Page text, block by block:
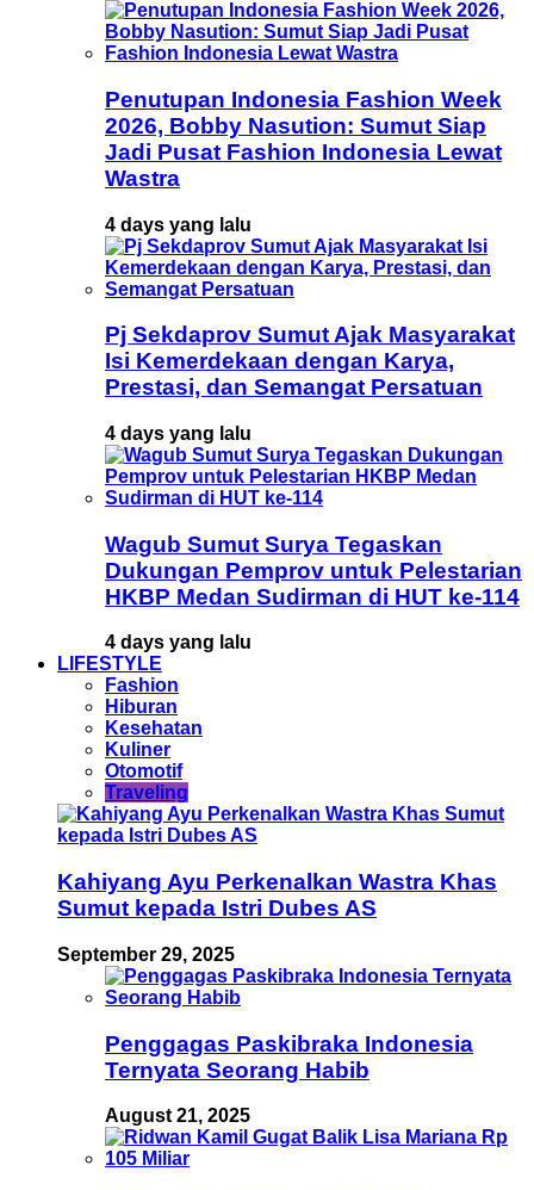
Penutupan Indonesia Fashion Week
2026, Bobby Nasution: Sumut Siap
Jadi Pusat Fashion Indonesia Lewat
Wastra
4 days yang lalu
Pj Sekdaprov Sumut Ajak Masyarakat
Isi Kemerdekaan dengan Karya,
Prestasi, dan Semangat Persatuan
4 days yang lalu
Wagub Sumut Surya Tegaskan
Dukungan Pemprov untuk Pelestarian
HKBP Medan Sudirman di HUT ke-114
4 days yang lalu
LIFESTYLE
Fashion
Hiburan
Kesehatan
Kuliner
Otomotif
Traveling
Kahiyang Ayu Perkenalkan Wastra Khas
Sumut kepada Istri Dubes AS
September 29, 2025
Penggagas Paskibraka Indonesia
Ternyata Seorang Habib
August 21, 2025